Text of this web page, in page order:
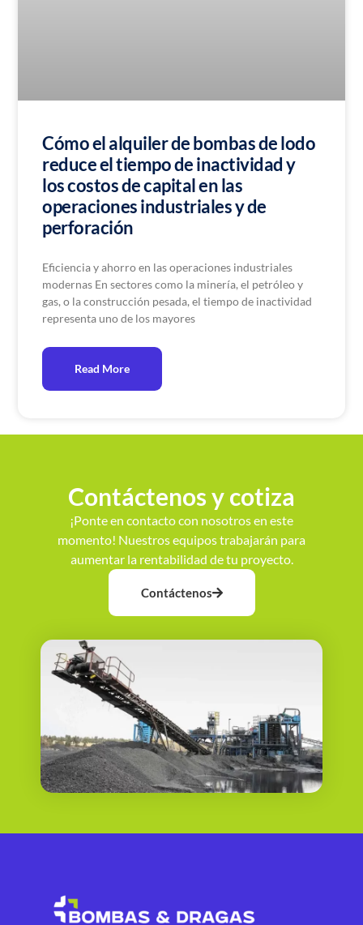
Cómo el alquiler de bombas de lodo
reduce el tiempo de inactividad y
los costos de capital en las
operaciones industriales y de
perforación
Eficiencia y ahorro en las operaciones industriales
modernas En sectores como la minería, el petróleo y
gas, o la construcción pesada, el tiempo de inactividad
representa uno de los mayores
Read More
Contáctenos y cotiza
¡Ponte en contacto con nosotros en este
momento! Nuestros equipos trabajarán para
aumentar la rentabilidad de tu proyecto.
Contáctenos